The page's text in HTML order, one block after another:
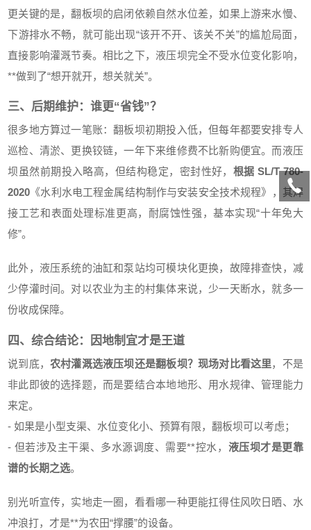
更关键的是，翻板坝的启闭依赖自然水位差，如果上游来水慢、
下游排水不畅，就可能出现“该开不开、该关不关”的尴尬局面，
直接影响灌溉节奏。相比之下，液压坝完全不受水位变化影响，
**做到了“想开就开，想关就关”。
三、后期维护：谁更“省钱”？
很多地方算过一笔账：翻板坝初期投入低，但每年都要安排专人
巡检、清淤、更换铰链，一年下来维修费不比新购便宜。而液压
坝虽然前期投入略高，但结构稳定，密封性好， 根据 SL/T 780-
2020 《水利水电工程金属结构制作与安装安全技术规程》，其焊
接工艺和表面处理标准更高，耐腐蚀性强，基本实现“十年免大
修”。
此外，液压系统的油缸和泵站均可模块化更换，故障排查快，减
少停灌时间。对以农业为主的村集体来说，少一天断水，就多一
份收成保障。
四、综合结论：因地制宜才是王道
说到底，农村灌溉选液压坝还是翻板坝？现场对比看这里，不是
非此即彼的选择题，而是要结合本地地形、用水规律、管理能力
来定。
- 如果是小型支渠、水位变化小、预算有限，翻板坝可以考虑；
- 但若涉及主干渠、多水源调度、需要**控水， 液压坝才是更靠
谱的长期之选。
别光听宣传，实地走一圈，看看哪一种更能扛得住风吹日晒、水
冲浪打，才是**为农田“撑腰”的设备。